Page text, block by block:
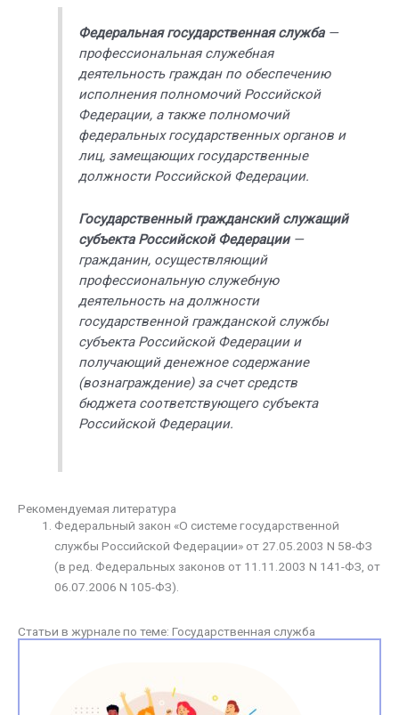
Федеральная государственная служба—
профессиональная служебная
деятельность граждан по обеспечению
исполнения полномочий Российской
Федерации, а также полномочий
федеральных государственных органов и
лиц, замещающих государственные
должности Российской Федерации.
Государственный гражданский служащий
субъекта Российской Федерации—
гражданин, осуществляющий
профессиональную служебную
деятельность на должности
государственной гражданской службы
субъекта Российской Федерации и
получающий денежное содержание
(вознаграждение) за счет средств
бюджета соответствующего субъекта
Российской Федерации.
Рекомендуемая литература
Федеральный закон «О системе государственной
службы Российской Федерации» от 27.05.2003 N 58-ФЗ
(в ред. Федеральных законов от 11.11.2003 N 141-ФЗ, от
06.07.2006 N 105-ФЗ).
Статьи в журнале по теме: Государственная служба